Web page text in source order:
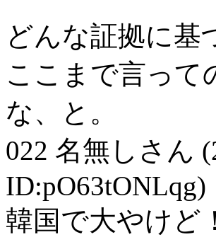
どんな証拠に基
ここまで言って
な、と。
022 名無しさん
ID:pO63tONLqg)
韓国で大やけど！